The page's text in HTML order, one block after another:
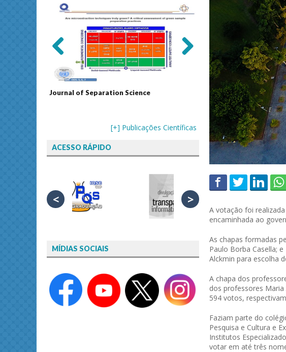
A votação foi
encaminhada ao
As chapas formadas
Paulo Borba Casella;
Alckmin para escolha
A chapa dos
dos professores
594 votos,
Faziam parte do
Pesquisa e Cultura e
Institutos
votar em até três
Journal of Separation Science
Sustainable Energy
Assessments
Previ
ous
[+] Publicações Científicas
ACESSO RÁPIDO
< >
MÍDIAS SOCIAIS